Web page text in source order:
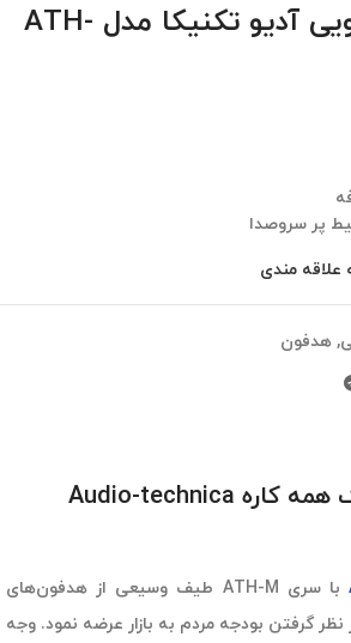
هدفون استودیویی آدیو تکنیکا مدل ATH-
پر سروصدا
علاقه مندی
, هدفون
هدفون مانیتورینگ همه کاره Audio-technica
با سری ATH-M طیف وسیعی از هدفون‌های
نظر گرفتن بودجه‌ مردم به بازار عرضه نمود. وجه